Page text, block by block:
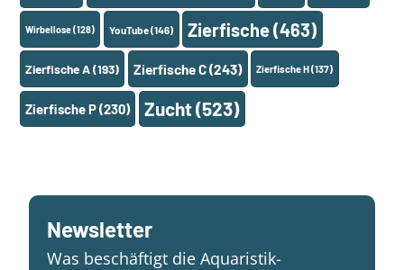
Wirbellose(128) YouTube(146) Zierfische(463)
Zierfische A(193) Zierfische C(243) Zierfische H(137)
Zierfische P(230) Zucht(523)
Newsletter
Was beschäftigt die Aquaristik-